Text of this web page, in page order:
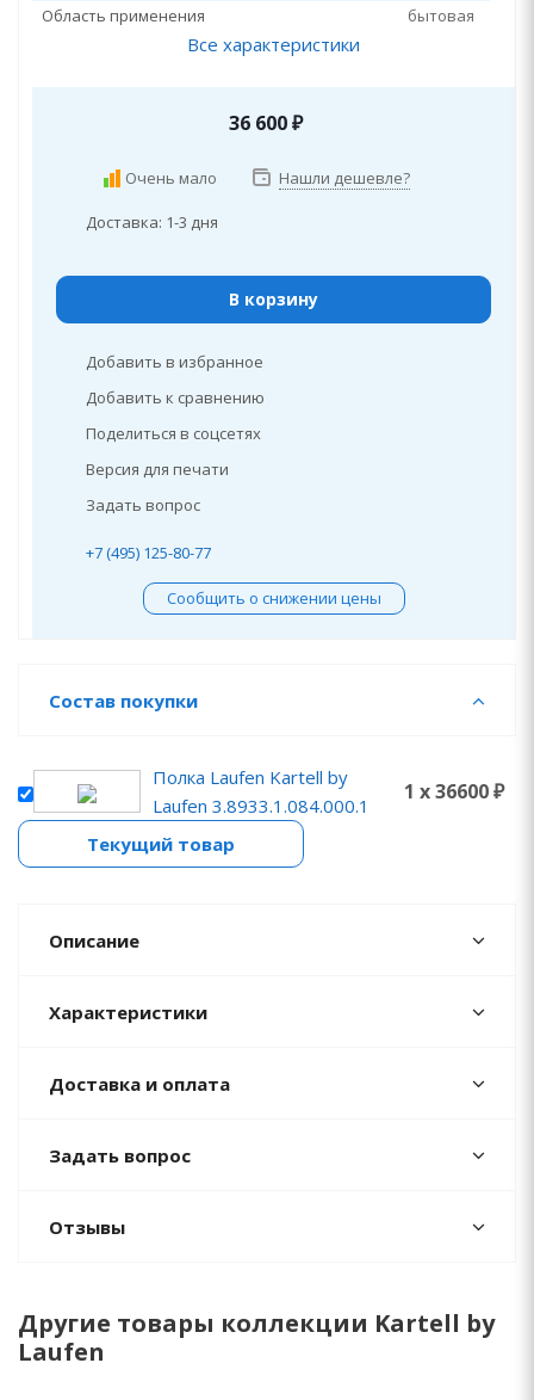
Область применения
бытовая
Все характеристики
36 600₽
Очень мало Нашли дешевле?
Доставка: 1-3 дня
В корзину
Добавить в избранное
Добавить к сравнению
Поделиться в соцсетях
Версия для печати
Задать вопрос
+7 (495) 125-80-77
Сообщить о снижении цены
Состав покупки
Полка Laufen Kartell by
Laufen 3.8933.1.084.000.1
1 x 36600 ₽
Текущий товар
Описание
Характеристики
Доставка и оплата
Задать вопрос
Отзывы
Другие товары коллекции Kartell by
Laufen